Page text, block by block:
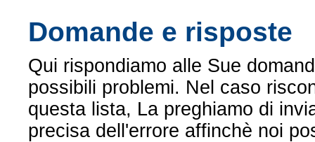
Domande e risposte
Qui rispondiamo alle Sue
possibili problemi. Nel caso
questa lista, La preghiamo di
precisa dell'errore affinchè noi